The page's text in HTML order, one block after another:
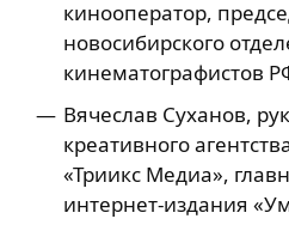
кинооператор,
новосибирского
кинематографистов
Вячеслав Суханов,
креативного
«Триикс Медиа»,
интернет-издания